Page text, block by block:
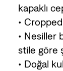
kapaklı
•
• Nesiller
stile göre
• Doğal